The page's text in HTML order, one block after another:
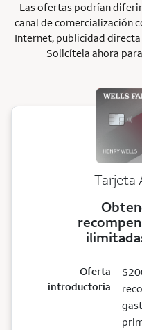
Las ofertas podrían
canal de comercialización
Internet, publicidad directa
Solicítela ahora
Tarjeta
Oferta
introductoria